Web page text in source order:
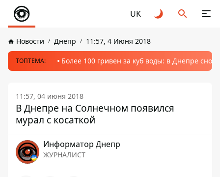
UK
Новости Днепр 11:57, 4 Июня 2018
ТОПТЕМА: Более 100 гривен за куб воды: в Днепре
11:57, 04 июня 2018
В Днепре на Солнечном появился
мурал с косаткой
Информатор Днепр
ЖУРНАЛИСТ